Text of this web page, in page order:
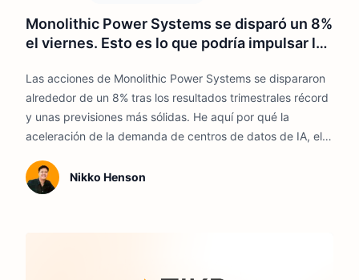
Monolithic Power Systems se disparó un 8%
el viernes. Esto es lo que podría impulsar la
Las acciones de Monolithic Power Systems se dispararon
alrededor de un 8% tras los resultados trimestrales récord
y unas previsiones más sólidas. He aquí por qué la
aceleración de la demanda de centros de datos de IA, el
rentabilidad podrían respaldar el negocio hasta 2026.
Nikko Henson